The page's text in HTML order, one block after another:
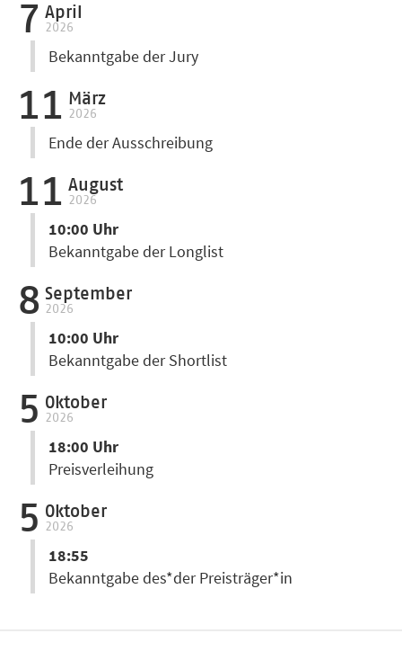
7 April
2026
Bekanntgabe der Jury
11 März
2026
Ende der Ausschreibung
11 August
2026
10:00 Uhr
Bekanntgabe der Longlist
8 September
2026
10:00 Uhr
Bekanntgabe der Shortlist
5 Oktober
2026
18:00 Uhr
Preisverleihung
5 Oktober
2026
18:55
Bekanntgabe des*der Preisträger*in